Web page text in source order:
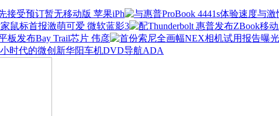
暂无移动版 苹果iPh
激萌可爱 微软蓝影3
Bay Trail芯片 伟彦
华阳车机DVD导航ADA